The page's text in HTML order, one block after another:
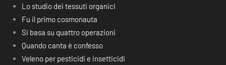
Lo studio dei tessuti organici
Fu il primo cosmonauta
Si basa su quattro operazioni
Quando canta è confesso
Veleno per pesticidi e insetticidi